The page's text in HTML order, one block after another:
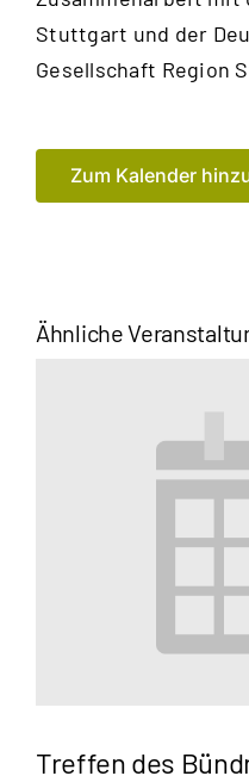
Stuttgart und der
Gesellschaft Region
Zum Kalender
Ähnliche
Treffen des